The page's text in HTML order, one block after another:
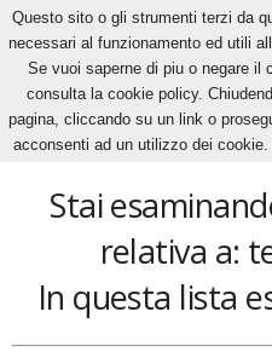
Home Tags Tennis tavolo
tennis tavolo
Stai
relativa a:
In questa lista
Questo sito o gli strumenti terzi da
necessari al funzionamento ed utili
Se vuoi saperne di piu o negare il
consulta la cookie policy.
pagina, cliccando su un link o
acconsenti ad un utilizzo dei cookie.